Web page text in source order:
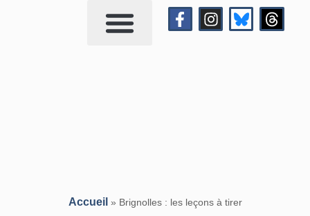
Accueil » Brignolles : les leçons à tirer